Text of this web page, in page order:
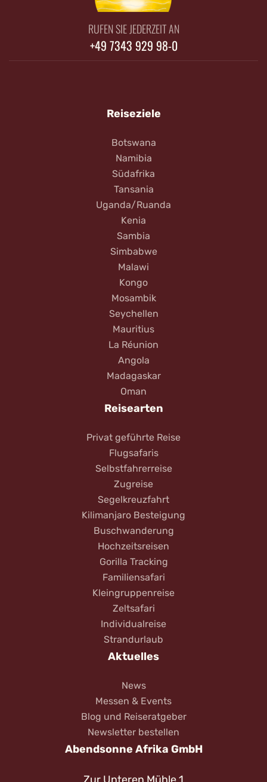
RUFEN SIE JEDERZEIT AN
+49 7343 929 98-0
Reiseziele
Botswana
Namibia
Südafrika
Tansania
Uganda/Ruanda
Kenia
Sambia
Simbabwe
Malawi
Kongo
Mosambik
Seychellen
Mauritius
La Réunion
Angola
Madagaskar
Oman
Reisearten
Privat geführte Reise
Flugsafaris
Selbstfahrerreise
Zugreise
Segelkreuzfahrt
Kilimanjaro Besteigung
Buschwanderung
Hochzeitsreisen
Gorilla Tracking
Familiensafari
Kleingruppenreise
Zeltsafari
Individualreise
Strandurlaub
Aktuelles
News
Messen & Events
Blog und Reiseratgeber
Newsletter bestellen
Abendsonne Afrika GmbH